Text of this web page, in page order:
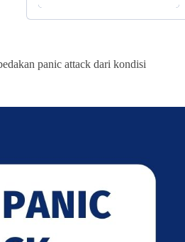
panic attack dari kondisi